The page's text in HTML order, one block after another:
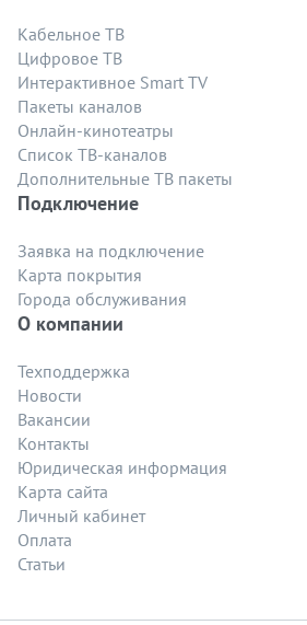
Кабельное ТВ
Цифровое ТВ
Интерактивное Smart TV
Пакеты каналов
Онлайн-кинотеатры
Список ТВ-каналов
Дополнительные ТВ пакеты
Подключение
Заявка на подключение
Карта покрытия
Города обслуживания
О компании
Техподдержка
Новости
Вакансии
Контакты
Юридическая информация
Карта сайта
Личный кабинет
Оплата
Статьи